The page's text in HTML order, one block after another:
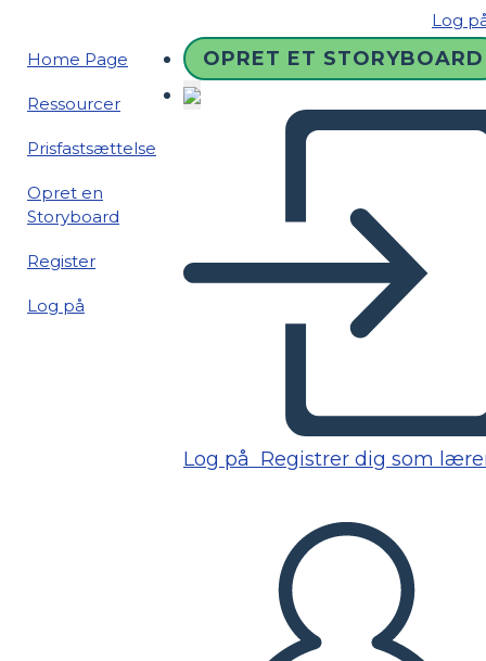
Log
Home Page
Ressourcer
Prisfastsættelse
Opret en
Storyboard
Register
Log på
OPRET ET STORYBOARD
Log på Registrer dig som